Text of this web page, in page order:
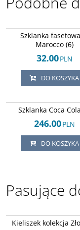
Szklanka
Marocco (6)
32.00PLN
DO KOSZYKA
Szklanka Coca
246.00PLN
DO KOSZYKA
Pasujące
Kieliszek kolekcja